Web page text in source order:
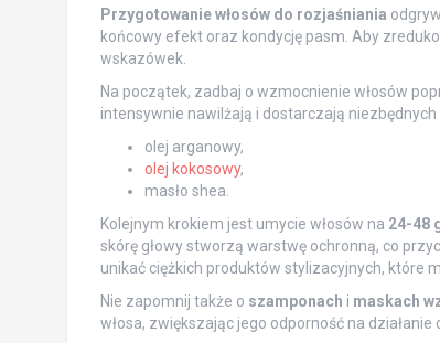
Przygotowanie włosów do rozjaśniania
końcowy efekt oraz kondycję pasm. Aby
wskazówek.
Na początek, zadbaj o wzmocnienie włosów
intensywnie nawilżają i dostarczają
olej arganowy,
olej kokosowy,
masło shea.
Kolejnym krokiem jest umycie włosów na 24-48
skórę głowy stworzą warstwę ochronną, co
unikać ciężkich produktów stylizacyjnych, które
Nie zapomnij także o szamponach i maskach
włosa, zwiększając jego odporność na działanie